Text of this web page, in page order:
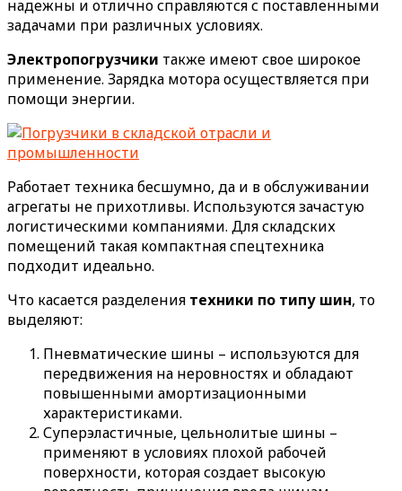
надежны и отлично справляются с поставленными
задачами при различных условиях.
Электропогрузчики также имеют свое широкое
применение. Зарядка мотора осуществляется при
помощи энергии.
Работает техника бесшумно, да и в обслуживании
агрегаты не прихотливы. Используются зачастую
логистическими компаниями. Для складских
помещений такая компактная спецтехника
подходит идеально.
Что касается разделения техники по типу шин, то
выделяют:
Пневматические шины – используются для
передвижения на неровностях и обладают
повышенными амортизационными
характеристиками.
Суперэластичные, цельнолитые шины –
применяют в условиях плохой рабочей
поверхности, которая создает высокую